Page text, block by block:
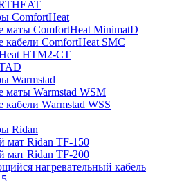
ComfortHeat
маты ComfortHeat MinimatD
кабели ComfortHeat SMC
HTM2-CT
Warmstad
маты Warmstad WSM
кабели Warmstad WSS
Ridan
мат Ridan TF-150
мат Ridan TF-200
нагревательный кабель